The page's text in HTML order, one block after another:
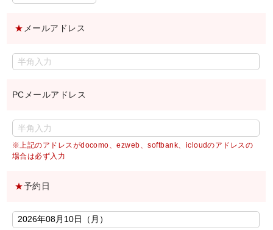
★ メールアドレス
PCメールアドレス
※上記のアドレスがdocomo、ezweb、softbank、icloudのアドレスの
場合は必ず入力
★予約日